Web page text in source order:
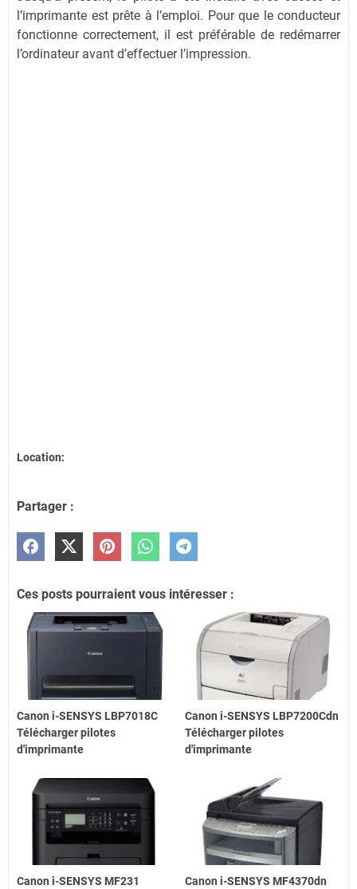
l’imprimante est prête à l’emploi. Pour que le conducteur
fonctionne correctement, il est préférable de redémarrer
l’ordinateur avant d’effectuer l’impression.
Location:
Partager :
Ces posts pourraient vous intéresser :
Canon i-SENSYS LBP7018C
Télécharger pilotes
d'imprimante
Canon i-SENSYS LBP7200Cdn
Télécharger pilotes
d'imprimante
Canon i-SENSYS MF231
Canon i-SENSYS MF4370dn